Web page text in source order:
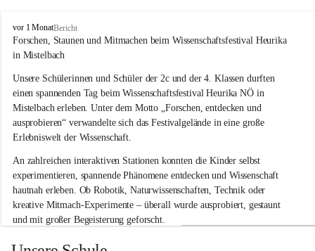
V
o
l
s
s
c
u
l
e
G
l
o
g
g
n
i
vor 1 MonatBericht
Forschen, Staunen und Mitmachen beim Wissenschaftsfestival Heurika
in Mistelbach
Unsere Schülerinnen und Schüler der 2c und der 4. Klassen durften
einen spannenden Tag beim Wissenschaftsfestival Heurika NÖ in
Mistelbach erleben. Unter dem Motto „Forschen, entdecken und
ausprobieren“ verwandelte sich das Festivalgelände in eine große
Erlebniswelt der Wissenschaft.
An zahlreichen interaktiven Stationen konnten die Kinder selbst
experimentieren, spannende Phänomene entdecken und Wissenschaft
hautnah erleben. Ob Robotik, Naturwissenschaften, Technik oder
kreative Mitmach-Experimente – überall wurde ausprobiert, gestaunt
und mit großer Begeisterung geforscht.
Besonders beeindruckend war, dass Wissenschaftlerinnen und